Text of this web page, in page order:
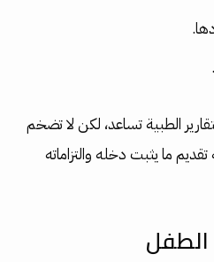
الطبية تساعد، لكن لا تضخم
ما يثبت دخله والتزاماته